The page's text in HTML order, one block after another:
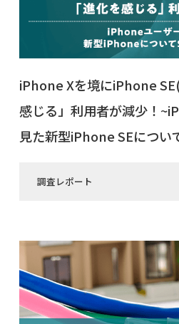
iPhone Xを境にiPhone
感じる」利用者が減少！
見た新型iPhone SEについ
調査レポート